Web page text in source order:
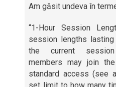
Am găsit undeva în
“1-Hour Session
session lengths
the current
members may join
standard access (see